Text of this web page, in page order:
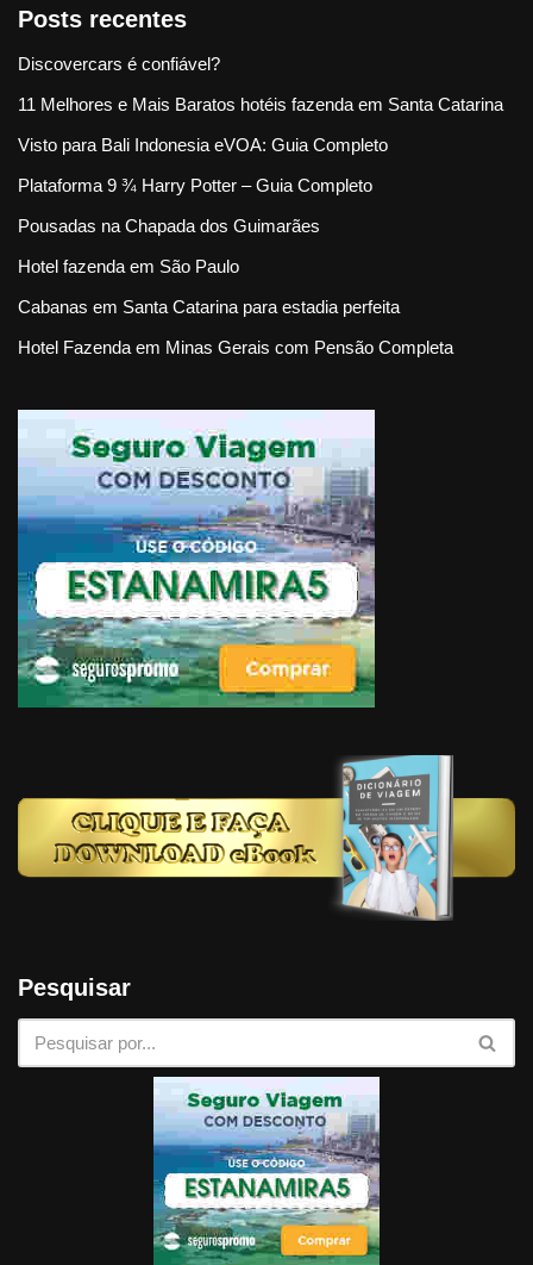
Posts recentes
Discovercars é confiável?
11 Melhores e Mais Baratos hotéis fazenda em Santa Catarina
Visto para Bali Indonesia eVOA: Guia Completo
Plataforma 9 ¾ Harry Potter – Guia Completo
Pousadas na Chapada dos Guimarães
Hotel fazenda em São Paulo
Cabanas em Santa Catarina para estadia perfeita
Hotel Fazenda em Minas Gerais com Pensão Completa
Pesquisar